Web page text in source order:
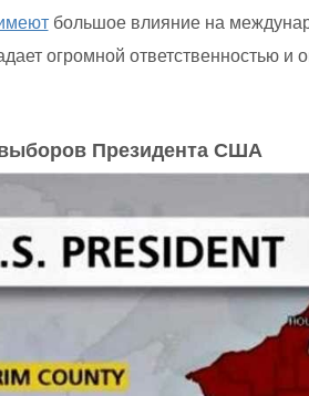
большое влияние на
огромной ответственностью и
Президента США